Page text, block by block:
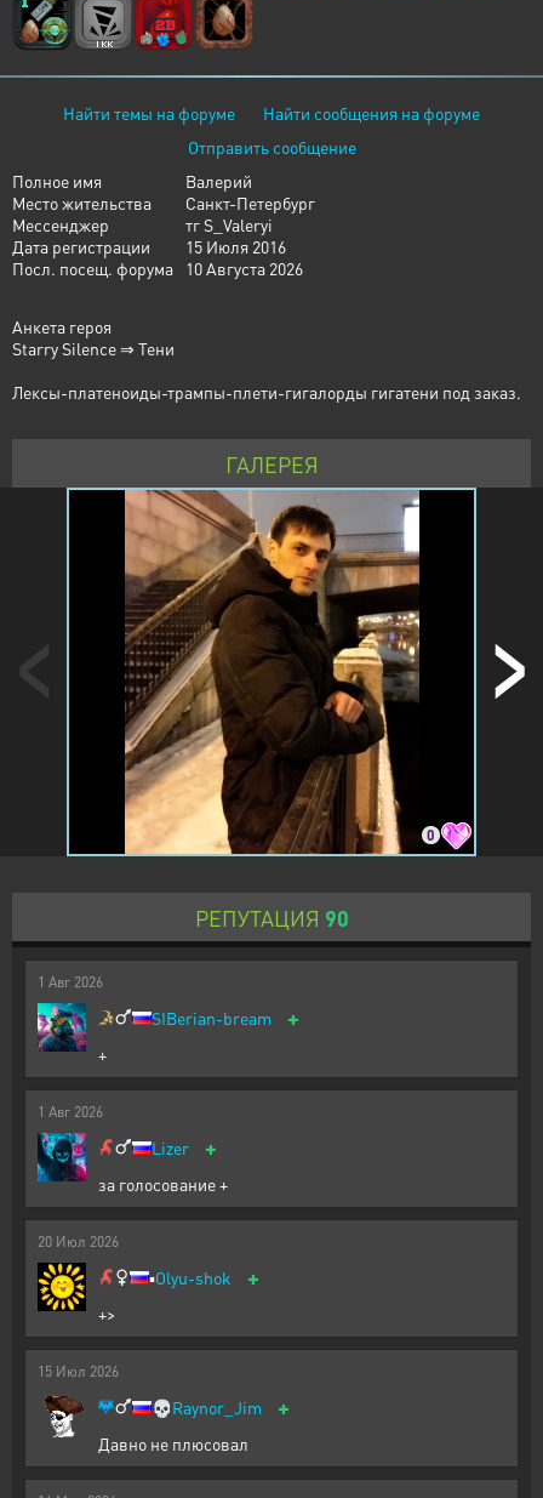
Найти темы на форуме
Найти сообщения на форуме
Отправить сообщение
Полное имя
Валерий
Место жительства
Санкт-Петербург
Мессенджер
тг S_Valeryi
Дата регистрации
15 Июля 2016
Посл. посещ. форума
10 Августа 2026
Анкета героя
Starry Silence ⇒ Тени
Лексы-платеноиды-трампы-плети-гигалорды гигатени под заказ.
ГАЛЕРЕЯ
0
РЕПУТАЦИЯ 90
1 Авг 2026
SIBerian-bream +
+
1 Авг 2026
Lizer +
за голосование +
20 Июл 2026
▪️Olyu-shok +
+>
15 Июл 2026
💀Raynor_Jim +
Давно не плюсовал